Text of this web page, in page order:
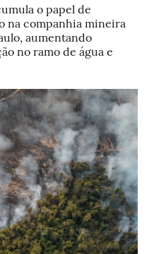
o papel de
na companhia mineira
aumentando
no ramo de água e